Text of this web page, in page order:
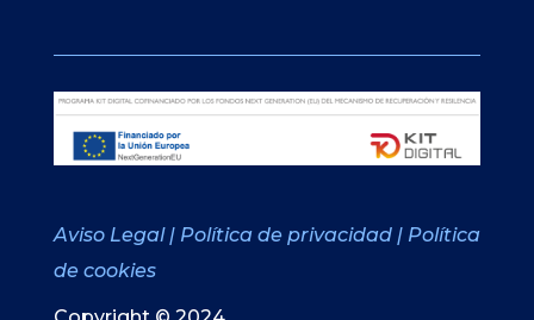
Aviso Legal | Política de privacidad | Política
de cookies